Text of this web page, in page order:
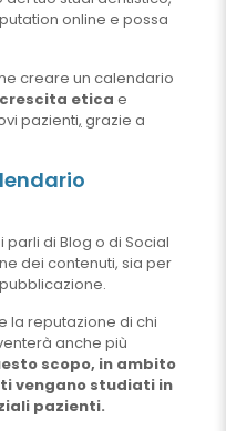
online e possa
creare un calendario
crescita etica e
pazienti, grazie a
di Blog o di Social
dei contenuti, sia per
la reputazione di chi
anche più
scopo, in ambito
vengano studiati in
pazienti.